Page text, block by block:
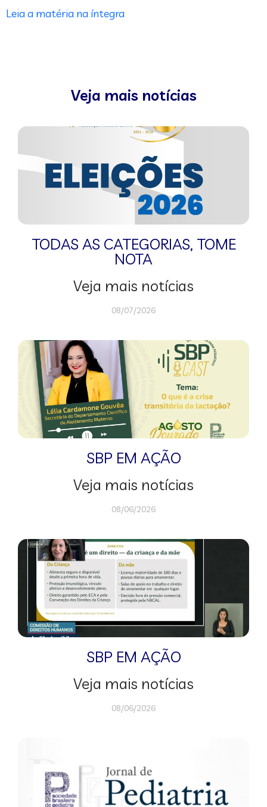
Leia a matéria na íntegra
Veja mais notícias
TODAS AS CATEGORIAS, TOME
NOTA
Veja mais notícias
08/07/2026
SBP EM AÇÃO
Veja mais notícias
08/06/2026
SBP EM AÇÃO
Veja mais notícias
08/06/2026